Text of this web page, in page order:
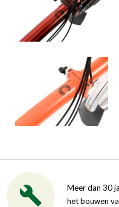
Meer dan 30
het bouwen